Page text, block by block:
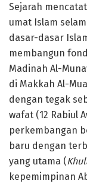
Sejarah
umat Islam
dasar-dasar
membangun
Madinah Al-
di Makkah Al-
dengan tegak
wafat (12 Rabiul
perkembangan
baru dengan
yang utama (
kepemimpinan